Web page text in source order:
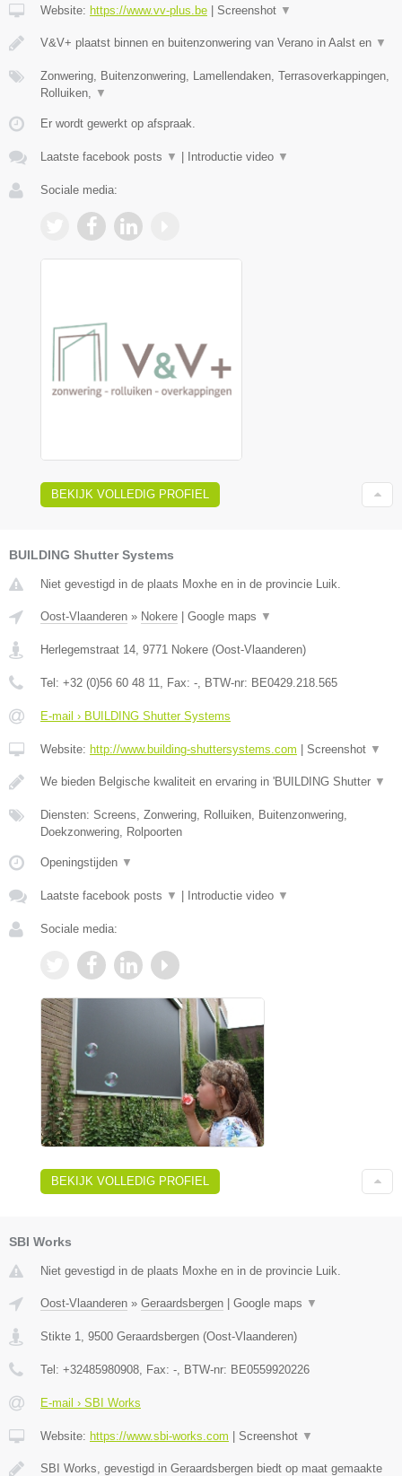
Website: https://www.vv-plus.be Screenshot ▼
V&V+ plaatst binnen en buitenzonwering van Verano in Aalst en ▼
Zonwering, Buitenzonwering, Lamellendaken, Terrasoverkappingen,
Rolluiken,
▼
Er wordt gewerkt op afspraak.
Laatste facebook posts ▼ Introductie video ▼
Sociale media:
BEKIJK VOLLEDIG PROFIEL
BUILDING Shutter Systems
Niet gevestigd in de plaats Moxhe en in de provincie Luik.
Oost-Vlaanderen » Nokere Google maps ▼
Herlegemstraat 14 9771 Nokere (Oost-Vlaanderen)
Tel: +32 (0)56 60 48 11 , Fax: - , BTW-nr: BE0429.218.565
E-mail › BUILDING Shutter Systems
Website: http://www.building-shuttersystems.com Screenshot ▼
We bieden Belgische kwaliteit en ervaring in 'BUILDING Shutter ▼
Diensten: Screens, Zonwering, Rolluiken, Buitenzonwering,
Doekzonwering, Rolpoorten
Openingstijden ▼
Laatste facebook posts ▼ Introductie video ▼
Sociale media:
BEKIJK VOLLEDIG PROFIEL
SBI Works
Niet gevestigd in de plaats Moxhe en in de provincie Luik.
Oost-Vlaanderen » Geraardsbergen | Google maps ▼
Stikte 1 9500 Geraardsbergen (Oost-Vlaanderen)
Tel: +32485980908 , Fax: - , BTW-nr: BE0559920226
E-mail › SBI Works
Website: https://www.sbi-works.com | Screenshot ▼
SBI Works, gevestigd in Geraardsbergen biedt op maat gemaakte